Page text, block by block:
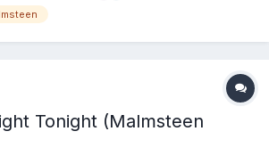
Tonight (Malmsteen